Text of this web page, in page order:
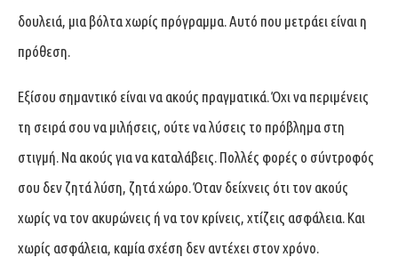
δουλειά, μια βόλτα χωρίς πρόγραμμα. Αυτό που μετράει είναι η
πρόθεση.
Εξίσου σημαντικό είναι να ακούς πραγματικά. Όχι να περιμένεις
τη σειρά σου να μιλήσεις, ούτε να λύσεις το πρόβλημα στη
στιγμή. Να ακούς για να καταλάβεις. Πολλές φορές ο σύντροφός
σου δεν ζητά λύση, ζητά χώρο. Όταν δείχνεις ότι τον ακούς
χωρίς να τον ακυρώνεις ή να τον κρίνεις, χτίζεις ασφάλεια. Και
χωρίς ασφάλεια, καμία σχέση δεν αντέχει στον χρόνο.